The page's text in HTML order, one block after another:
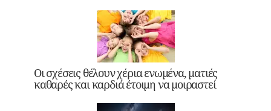
Οι σχέσεις θέλουν χέρια ενωμένα, ματιές
καθαρές και καρδιά έτοιμη να μοιραστεί